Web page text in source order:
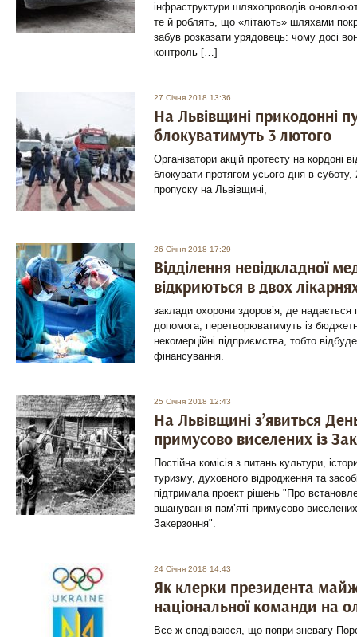
інфраструктури шляхопроводів
те й роблять, що «літають» шляхами
забув розказати урядовець: чому досі
контроль […]
27 Січня 2018 13:36
На Львівщині прикодонні
блокуватимуть 3 лютого
Організатори акцій протесту на кордоні
блокувати протягом усього дня в суботу,
пропуску на Львівщині,
26 Січня 2018 17:29
Відділення невідкладної
відкриються в двох
заклади охорони здоров’я, де
допомога, перетворюватимуть із
некомерційні підприємства, тобто
фінансування.
25 Січня 2018 12:43
На Львівщині з’явиться
примусово виселених із
Постійна комісія з питань культури,
туризму, духовного відродження та
підтримала проект рішень "Про
вшанування пам’яті примусово виселених
Закерзоння".
24 Січня 2018 14:43
Як клерки президента
національної команди на
Все ж сподіваюся, що попри зневагу